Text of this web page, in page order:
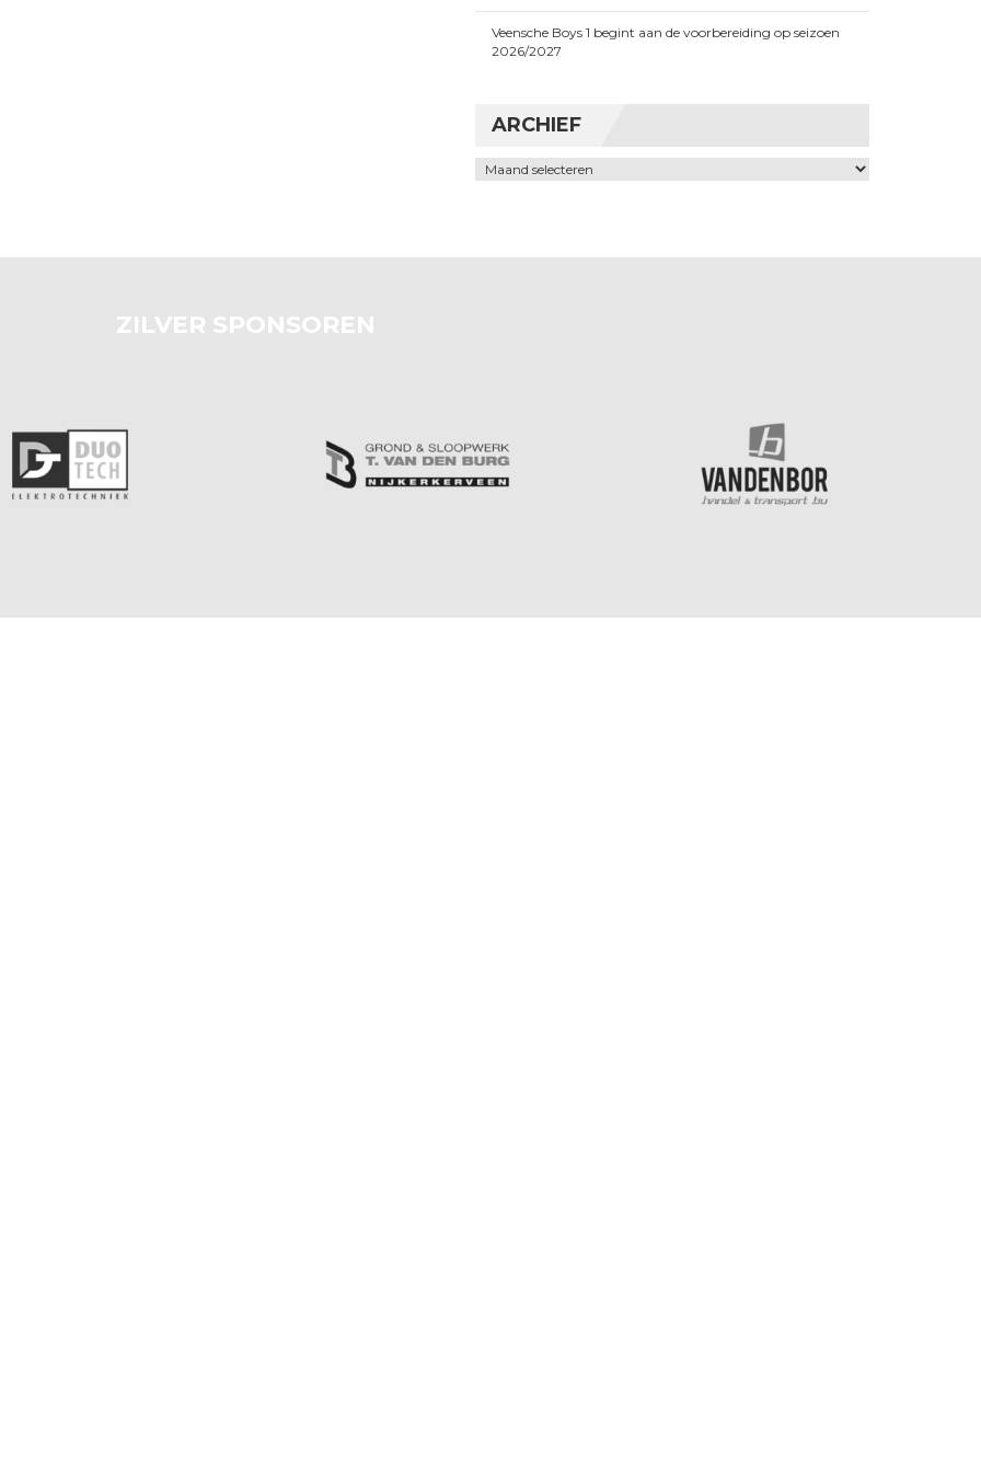
Veensche Boys 1 begint aan de voorbereiding op seizoen
2026/2027
ARCHIEF
Archief
ZILVER SPONSOREN